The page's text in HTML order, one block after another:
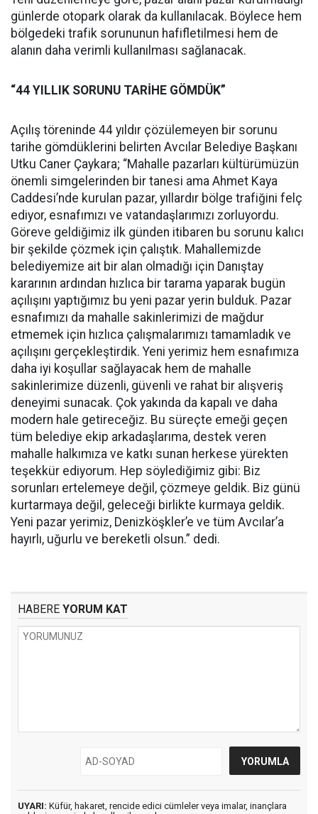
günlerde otopark olarak da kullanılacak. Böylece hem
bölgedeki trafik sorununun hafifletilmesi hem de
alanın daha verimli kullanılması sağlanacak.
“44 YILLIK SORUNU TARİHE GÖMDÜK”
Açılış töreninde 44 yıldır çözülemeyen bir sorunu
tarihe gömdüklerini belirten Avcılar Belediye Başkanı
Utku Caner Çaykara; “Mahalle pazarları kültürümüzün
önemli simgelerinden bir tanesi ama Ahmet Kaya
Caddesi’nde kurulan pazar, yıllardır bölge trafiğini felç
ediyor, esnafımızı ve vatandaşlarımızı zorluyordu.
Göreve geldiğimiz ilk günden itibaren bu sorunu kalıcı
bir şekilde çözmek için çalıştık. Mahallemizde
belediyemize ait bir alan olmadığı için Danıştay
kararının ardından hızlıca bir tarama yaparak bugün
açılışını yaptığımız bu yeni pazar yerin bulduk. Pazar
esnafımızı da mahalle sakinlerimizi de mağdur
etmemek için hızlıca çalışmalarımızı tamamladık ve
açılışını gerçekleştirdik. Yeni yerimiz hem esnafımıza
daha iyi koşullar sağlayacak hem de mahalle
sakinlerimize düzenli, güvenli ve rahat bir alışveriş
deneyimi sunacak. Çok yakında da kapalı ve daha
modern hale getireceğiz. Bu süreçte emeği geçen
tüm belediye ekip arkadaşlarıma, destek veren
mahalle halkımıza ve katkı sunan herkese yürekten
teşekkür ediyorum. Hep söylediğimiz gibi: Biz
sorunları ertelemeye değil, çözmeye geldik. Biz günü
kurtarmaya değil, geleceği birlikte kurmaya geldik.
Yeni pazar yerimiz, Denizköşkler’e ve tüm Avcılar’a
hayırlı, uğurlu ve bereketli olsun.” dedi.
HABERE YORUM KAT
UYARI: Küfür, hakaret, rencide edici cümleler veya imalar, inançlara